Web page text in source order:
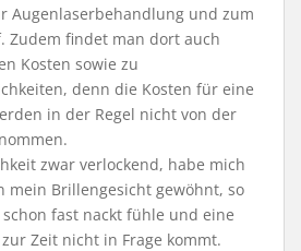
Augenlaserbehandlung und zum
Zudem findet man dort auch
Kosten sowie zu
denn die Kosten für eine
in der Regel nicht von der
zwar verlockend, habe mich
mein Brillengesicht gewöhnt, so
fast nackt fühle und eine
Zeit nicht in Frage kommt.